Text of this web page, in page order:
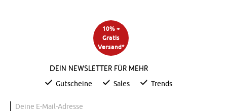
10% +
Gratis
Versand*
Dein Newsletter für mehr
Gutscheine Sales Trends
Deine E-Mail-Adresse